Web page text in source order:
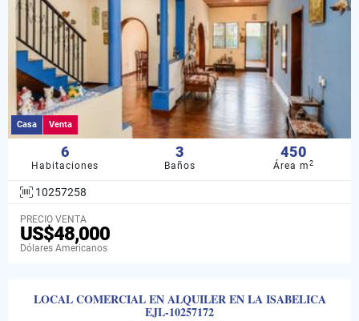
Casa Venta
6
Habitaciones
3
Baños
450
Área m2
10257258
PRECIO VENTA
US$48,000
Dólares Americanos
LOCAL COMERCIAL EN ALQUILER EN LA ISABELICA
EJL-10257172